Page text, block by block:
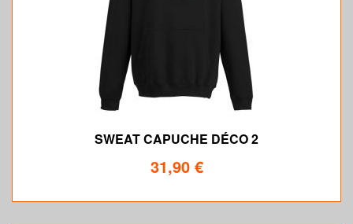
SWEAT CAPUCHE DÉCO 2
31,90 €